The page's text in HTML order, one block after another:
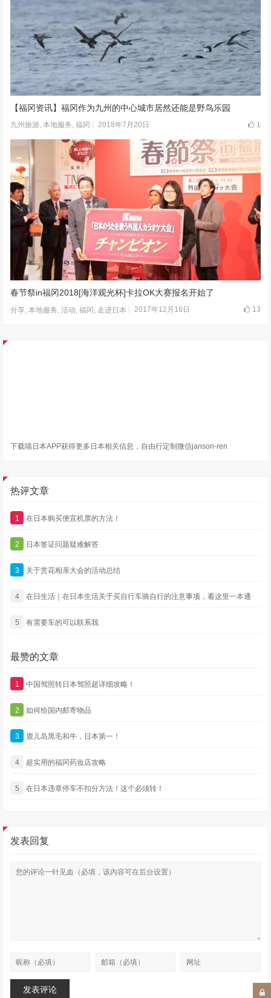
【福冈资讯】福冈作为九州的中心城市居然还能是野鸟乐园
九州旅游,本地服务,福冈 2018年7月20日 1
春节祭in福冈2018[海洋观光杯]卡拉OK大赛报名开始了
分享,本地服务,活动,福冈, 走进日本 2017年12月16日 13
下载喵日本APP获得更多日本相关信息，自由行定制微信janson-ren
热评文章
1 在日本购买便宜机票的方法！
2 日本签证问题疑难解答
3 关于赏花相亲大会的活动总结
4 在日生活｜在日本生活关于买自行车骑自行的注意事项，看这里一本通
5 有需要车的可以联系我
最赞的文章
1 中国驾照转日本驾照超详细攻略！
2 如何给国内邮寄物品
3 鹿儿岛黑毛和牛，日本第一！
4 超实用的福冈药妆店攻略
5 在日本违章停车不扣分方法！这个必须转！
发表回复